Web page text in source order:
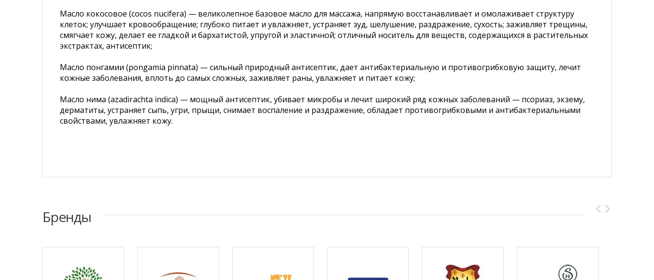
Масло кокосовое (cocos nucifera) — великолепное базовое масло для массажа, напрямую восстанавливает и омолаживает структуру
клеток; улучшает кровообращение; глубоко питает и увлажняет, устраняет зуд, шелушение, раздражение, сухость; заживляет трещины,
смягчает кожу, делает ее гладкой и бархатистой, упругой и эластичной; отличный носитель для веществ, содержащихся в растительных
экстрактах, антисептик;
Масло понгамии (pongamia pinnata) — сильный природный антисептик, дает антибактериальную и противогрибковую защиту, лечит
кожные заболевания, вплоть до самых сложных, заживляет раны, увлажняет и питает кожу;
Масло нима (azadirachta indica) — мощный антисептик, убивает микробы и лечит широкий ряд кожных заболеваний — псориаз, экзему,
дерматиты, устраняет сыпь, угри, прыщи, снимает воспаление и раздражение, обладает противогрибковыми и антибактериальными
свойствами, увлажняет кожу.
Бренды